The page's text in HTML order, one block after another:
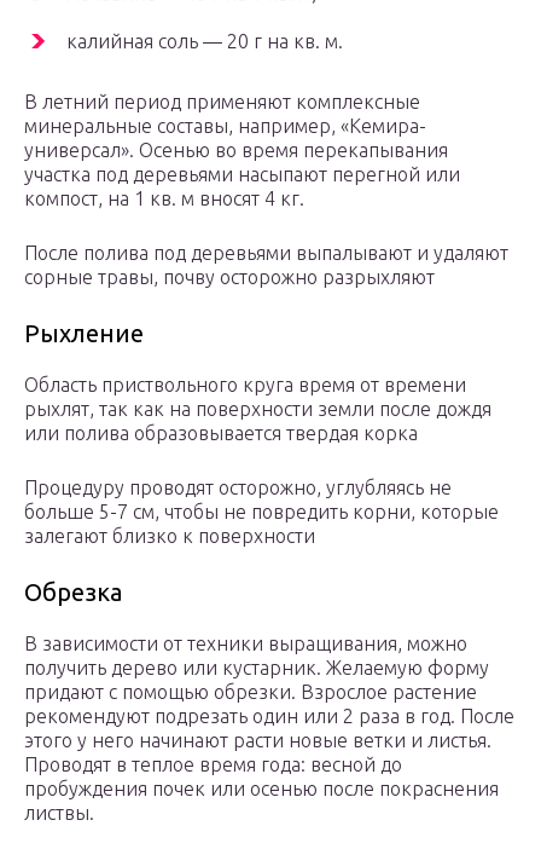
калийная соль — 20 г на кв. м.
В летний период применяют комплексные
минеральные составы, например, «Кемира-
универсал». Осенью во время перекапывания
участка под деревьями насыпают перегной или
компост, на 1 кв. м вносят 4 кг.
После полива под деревьями выпалывают и удаляют
сорные травы, почву осторожно разрыхляют
Рыхление
Область приствольного круга время от времени
рыхлят, так как на поверхности земли после дождя
или полива образовывается твердая корка
Процедуру проводят осторожно, углубляясь не
больше 5-7 см, чтобы не повредить корни, которые
залегают близко к поверхности
Обрезка
В зависимости от техники выращивания, можно
получить дерево или кустарник. Желаемую форму
придают с помощью обрезки. Взрослое растение
рекомендуют подрезать один или 2 раза в год. После
этого у него начинают расти новые ветки и листья.
Проводят в теплое время года: весной до
пробуждения почек или осенью после покраснения
листвы.